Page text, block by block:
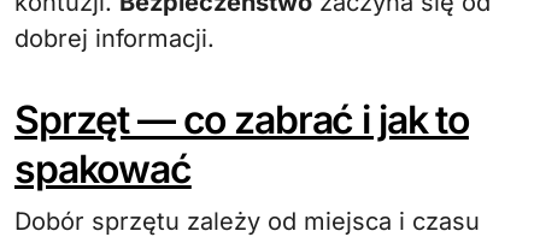
dobrej informacji.
Sprzęt — co zabrać i jak to
spakować
Dobór sprzętu zależy od miejsca i czasu